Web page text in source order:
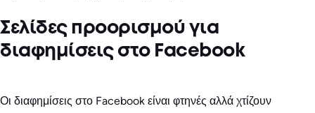
Σελίδες προορισμού για
διαφημίσεις στο Facebook
Οι διαφημίσεις στο Facebook είναι φτηνές αλλά χτίζουν